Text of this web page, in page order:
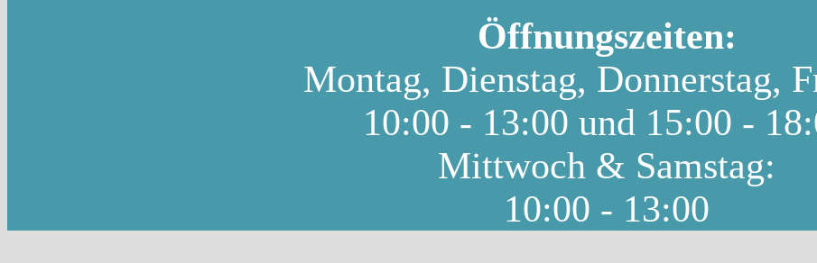
Öffnungszeiten:
Montag, Dienstag, Donnerstag,
10:00 - 13:00 und 15:00 -
Mittwoch & Samstag:
10:00 - 13:00